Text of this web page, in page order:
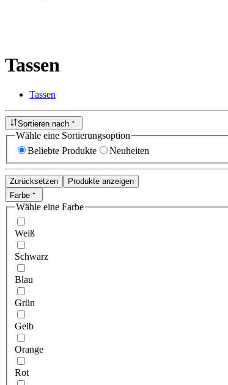
Tassen
Tassen
Sortieren nach
Wähle eine Sortierungsoption
Beliebte Produkte
Neuheiten
Zurücksetzen
Produkte anzeigen
Farbe
Wähle eine Farbe
Weiß
Schwarz
Blau
Grün
Gelb
Orange
Rot